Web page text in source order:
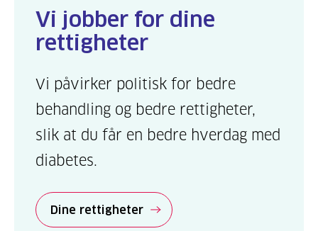
Vi jobber for dine
rettigheter
Vi påvirker politisk for bedre
behandling og bedre rettigheter,
slik at du får en bedre hverdag med
diabetes.
Dine rettigheter